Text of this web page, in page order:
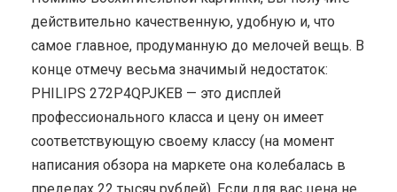
действительно качественную, удобную и, что
самое главное, продуманную до мелочей вещь. В
конце отмечу весьма значимый недостаток:
PHILIPS 272P4QPJKEB — это дисплей
профессионального класса и цену он имеет
соответствующую своему классу (на момент
написания обзора на маркете она колебалась в